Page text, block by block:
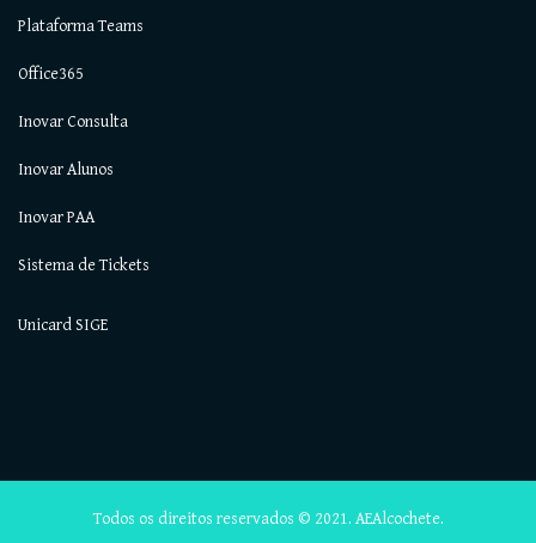
Plataforma Teams
Office365
Inovar Consulta
Inovar Alunos
Inovar PAA
Sistema de Tickets
Unicard SIGE
Todos os direitos reservados © 2021. AEAlcochete.